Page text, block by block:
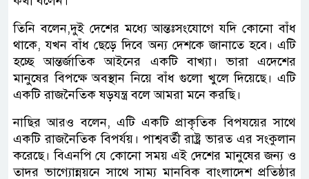
তিনি বলেন,দুই দেশের মধ্যে আন্তঃসংযোগে যদি কোনো বাঁধ
থাকে, যখন বাঁধ ছেড়ে দিবে অন্য দেশকে জানাতে হবে। এটি
হচ্ছে আন্তর্জাতিক আইনের একটি বাখ্যা। ভারা এদেশের
মানুষের বিপক্ষে অবস্থান নিয়ে বাঁধ গুলো খুলে দিয়েছে। এটি
একটি রাজনৈতিক ষড়যন্ত্র বলে আমরা মনে করছি।
নাছির আরও বলেন, এটি একটি প্রাকৃতিক বিপযয়ের সাথে
একটি রাজনৈতিক বিপর্যয়। পাশ্ববর্তী রাষ্ট্র ভারত এর সংকুলান
করেছে। বিএনপি যে কোনো সময় এই দেশের মানুষের জন্য ও
তাদর ভাগ্যোন্নয়নে সাথে সাম্য মানবিক বাংলাদেশ প্রতিষ্ঠার